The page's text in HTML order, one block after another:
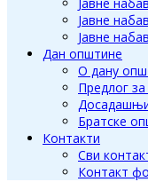
Јавне
Јавне
Јавне
Дан општине
О дану
Предлог
Братске
Контакти
Сви
Контакт